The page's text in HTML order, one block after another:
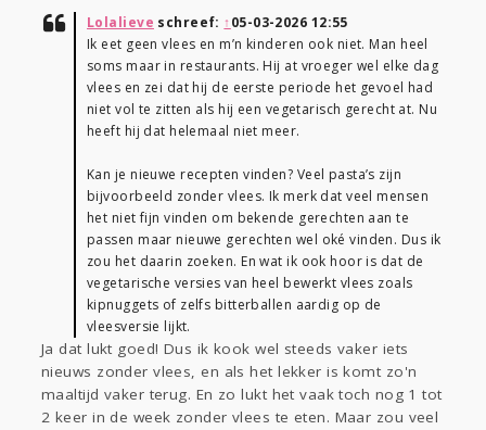
Lolalieve schreef: ↑05-03-2026 12:55
Ik eet geen vlees en m’n kinderen ook niet. Man heel
soms maar in restaurants. Hij at vroeger wel elke dag
vlees en zei dat hij de eerste periode het gevoel had
niet vol te zitten als hij een vegetarisch gerecht at. Nu
heeft hij dat helemaal niet meer.
Kan je nieuwe recepten vinden? Veel pasta’s zijn
bijvoorbeeld zonder vlees. Ik merk dat veel mensen
het niet fijn vinden om bekende gerechten aan te
passen maar nieuwe gerechten wel oké vinden. Dus ik
zou het daarin zoeken. En wat ik ook hoor is dat de
vegetarische versies van heel bewerkt vlees zoals
kipnuggets of zelfs bitterballen aardig op de
vleesversie lijkt.
Ja dat lukt goed! Dus ik kook wel steeds vaker iets
nieuws zonder vlees, en als het lekker is komt zo'n
maaltijd vaker terug. En zo lukt het vaak toch nog 1 tot
2 keer in de week zonder vlees te eten. Maar zou veel